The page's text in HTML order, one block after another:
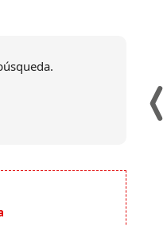
provocando una